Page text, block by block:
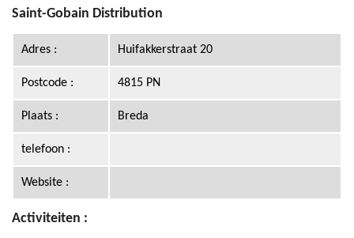
Saint-Gobain Distribution
Adres : Huifakkerstraat 20
Postcode : 4815 PN
Plaats : Breda
telefoon :
Website :
Activiteiten :